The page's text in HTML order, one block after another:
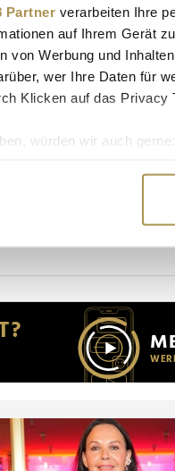
Partner verarbeiten Ihre
auf Ihrem Gerät
von Werbung und
wer Ihre Daten für
Klicken auf das Privacy
würden wir auch gerne:
darüber, wie Ihre
um Inhalte und
für soziale
weiteren Daten
haben.